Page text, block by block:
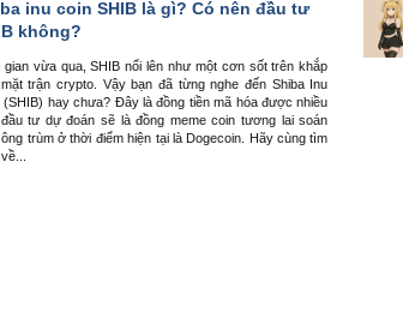
inu coin SHIB là gì? Có nên đầu tư
không?
gian vừa qua, SHIB nổi lên như một cơn sốt trên khắp
trận crypto. Vậy bạn đã từng nghe đến Shiba Inu
(SHIB) hay chưa? Đây là đồng tiền mã hóa được nhiều
tư dự đoán sẽ là đồng meme coin tương lai soán
trùm ở thời điểm hiện tại là Dogecoin. Hãy cùng tìm